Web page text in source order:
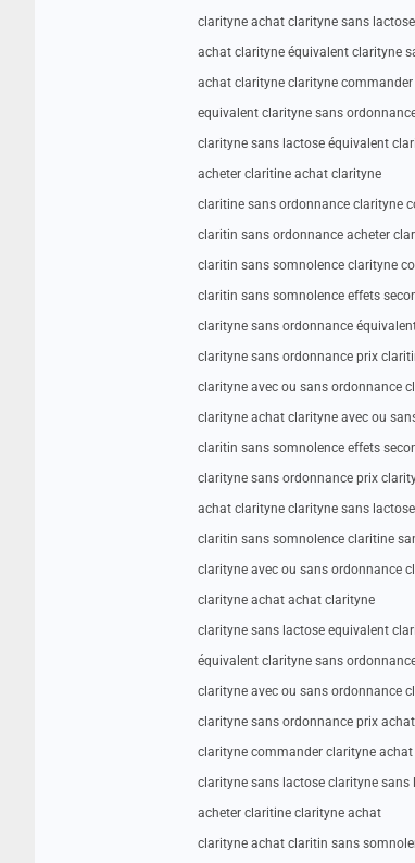
clarityne achat clarityne sans lactose
achat clarityne équivalent clarityne
achat clarityne clarityne commander
equivalent clarityne sans
clarityne sans lactose équivalent
acheter claritine achat clarityne
claritine sans ordonnance clarityne
claritin sans ordonnance acheter
claritin sans somnolence clarityne
claritin sans somnolence effets
clarityne sans ordonnance
clarityne sans ordonnance prix
clarityne avec ou sans ordonnance
clarityne achat clarityne avec ou
claritin sans somnolence effets
clarityne sans ordonnance prix
achat clarityne clarityne sans lactose
claritin sans somnolence claritine
clarityne avec ou sans ordonnance
clarityne achat achat clarityne
clarityne sans lactose equivalent
équivalent clarityne sans
clarityne avec ou sans ordonnance
clarityne sans ordonnance prix
clarityne commander clarityne achat
clarityne sans lactose clarityne sans
acheter claritine clarityne achat
clarityne achat claritin sans